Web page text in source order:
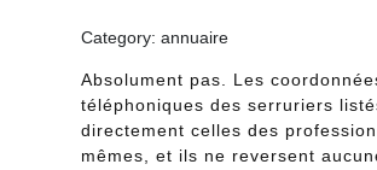
Category: annuaire
Absolument pas. Les
téléphoniques des serruriers
directement celles des
mêmes, et ils ne reversent